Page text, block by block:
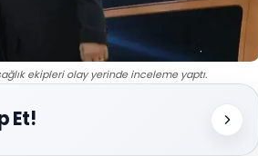
ekipleri olay yerinde inceleme yaptı.
Et!